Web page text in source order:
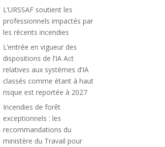
L’URSSAF soutient les
professionnels impactés par
les récents incendies
L’entrée en vigueur des
dispositions de l’IA Act
relatives aux systèmes d’IA
classés comme étant à haut
risque est reportée à 2027
Incendies de forêt
exceptionnels : les
recommandations du
ministère du Travail pour